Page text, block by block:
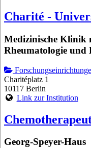
Charité -
Medizinische Klinik
Rheumatologie und
Charitéplatz 1
10117 Berlin
Link zur Institution
Georg-Speyer-Haus